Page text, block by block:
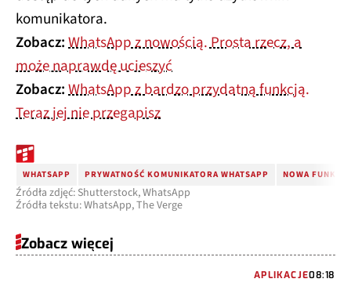
komunikatora.
Zobacz:WhatsApp z nowością. Prosta rzecz, a
może naprawdę ucieszyć
Zobacz:WhatsApp z bardzo przydatną funkcją.
Teraz jej nie przegapisz
WHATSAPP PRYWATNOŚĆ KOMUNIKATORA WHATSAPP NOWA
Źródła zdjęć: Shutterstock, WhatsApp
Źródła tekstu: WhatsApp, The Verge
Zobacz więcej
APLIKACJE08:18